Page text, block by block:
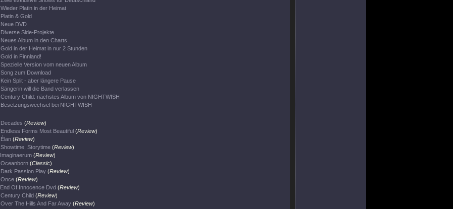
Wieder Platin in der Heimat
Platin & Gold
Neue DVD
Diverse Side-Projekte
Neues Album in den Charts
Gold in der Heimat in nur 2 Stunden
Gold in Finnland!
Spezielle Version vom neuen Album
Song zum Download
Kein Split - aber längere Pause
Sängerin will die Band verlassen
Century Child: nächstes Album von NIGHTWISH
Besetzungswechsel bei NIGHTWISH
Decades (Review)
Endless Forms Most Beautiful (Review)
Élan (Review)
Showtime, Storytime (Review)
Imaginaerum (Review)
Oceanborn (Classic)
Dark Passion Play (Review)
Once (Review)
End Of Innocence Dvd (Review)
Century Child (Review)
Over The Hills And Far Away (Review)